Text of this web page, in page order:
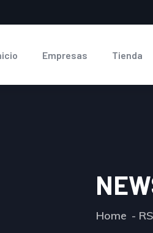
Empresas Tienda
Home